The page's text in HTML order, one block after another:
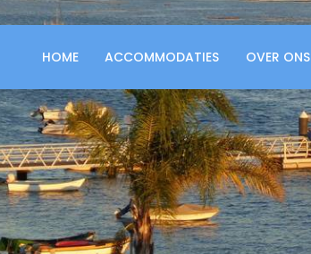
HOME ACCOMMODATIES OVER ONS
HOME
ACCOMMODATIES
OVER ONS